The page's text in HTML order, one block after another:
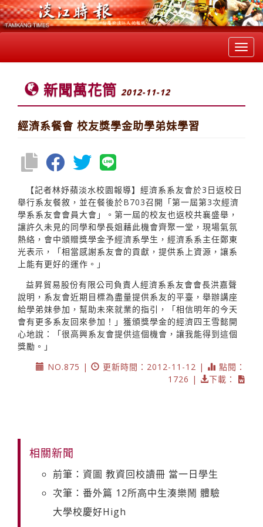
新聞萬花筒 2012-11-12
經濟系餐會 校友獎學金助學弟妹學習
【記者林妤蘋淡水校園報導】經濟系系友會於3日返校日
舉行系友餐敘，並在餐後於B703召開「第一屆第3次經濟
學系系友會會員大會」。第一屆的校友也返校共襄盛舉，
讓許久未見的同學和學長姐藉此機會齊聚一堂，現場氣氛
熱絡，會中頒贈獎學金予經濟系學生，經濟系系主任鄭東
光表示，「相當感謝系友會的貢獻，提供系上資源，讓系
上能有更好的運作。」
益昇貿易股份有限公司負責人經濟系系友會會長洪嘉聲
說明，系友會近期目標為盡量提供系友的平臺，舉辦講座
給學弟妹參加，幫助未來就業的指引，「相信明年的今天
會有更多系友回來參加！」獲頒獎學金的經濟四王雪懿開
心地說：「很高興系友會提供這個機會，讓我能得到這個
獎勵。」
NO.875 |
更新時間：2012-11-12 |
點閱：
1726 |
下載：
相關新聞
前筆：資圖 教資回校讀冊 當一日學生
次筆：番外篇 12所高中生湊樂鬧 體驗
大學校慶好High